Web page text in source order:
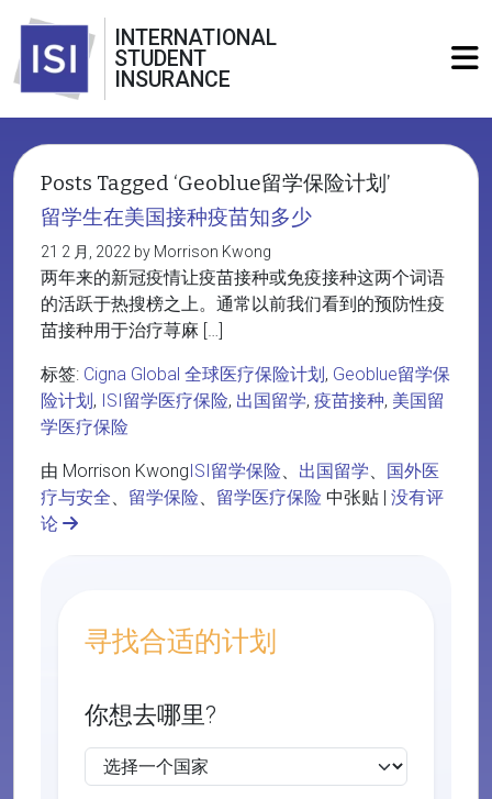
INTERNATIONAL
STUDENT
INSURANCE
Posts Tagged ‘Geoblue留学保险计划’
留学生在美国接种疫苗知多少
21 2 月, 2022 by Morrison Kwong
两年来的新冠疫情让疫苗接种或免疫接种这两个词语
的活跃于热搜榜之上。通常以前我们看到的预防性疫
苗接种用于治疗荨麻 […]
标签: Cigna Global 全球医疗保险计划, Geoblue留学保
险计划, ISI留学医疗保险, 出国留学, 疫苗接种, 美国留
学医疗保险
由 Morrison KwongISI留学保险、 出国留学、 国外医
疗与安全、 留学保险、 留学医疗保险 中张贴 | 没有评
论
寻找合适的计划
你想去哪里?